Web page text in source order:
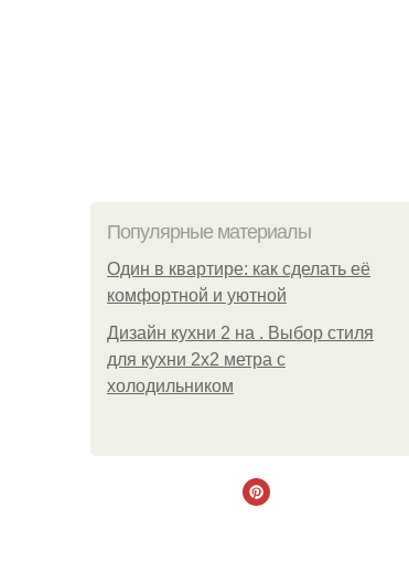
Популярные материалы
Один в квартире: как сделать её
комфортной и уютной
Дизайн кухни 2 на . Выбор стиля
для кухни 2х2 метра с
холодильником